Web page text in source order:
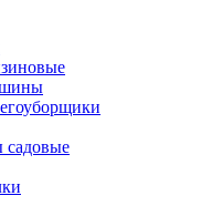
садовые